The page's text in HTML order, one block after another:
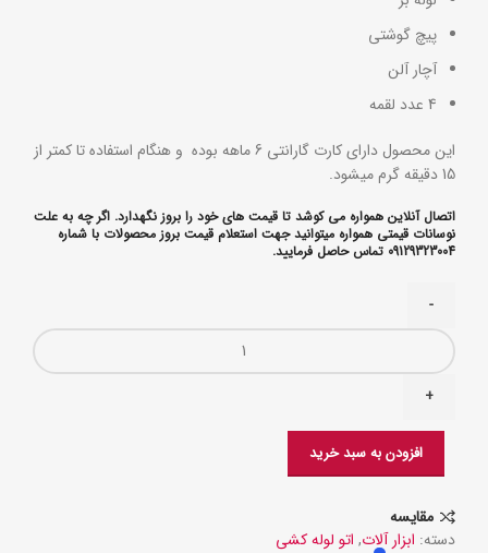
پیچ گوشتی
آچار آلن
4 عدد لقمه
این محصول دارای کارت گارانتی 6 ماهه بوده و هنگام استفاده تا کمتر از
15 دقیقه گرم میشود.
اتصال آنلاین همواره می کوشد تا قیمت های خود را بروز نگهدارد. اگر چه به علت
نوسانات قیمتی همواره میتوانید جهت استعلام قیمت بروز محصولات با شماره
09129323004 تماس حاصل فرمایید.
افزودن به سبد خرید
مقایسه
دسته: ابزار آلات, اتو لوله کشی